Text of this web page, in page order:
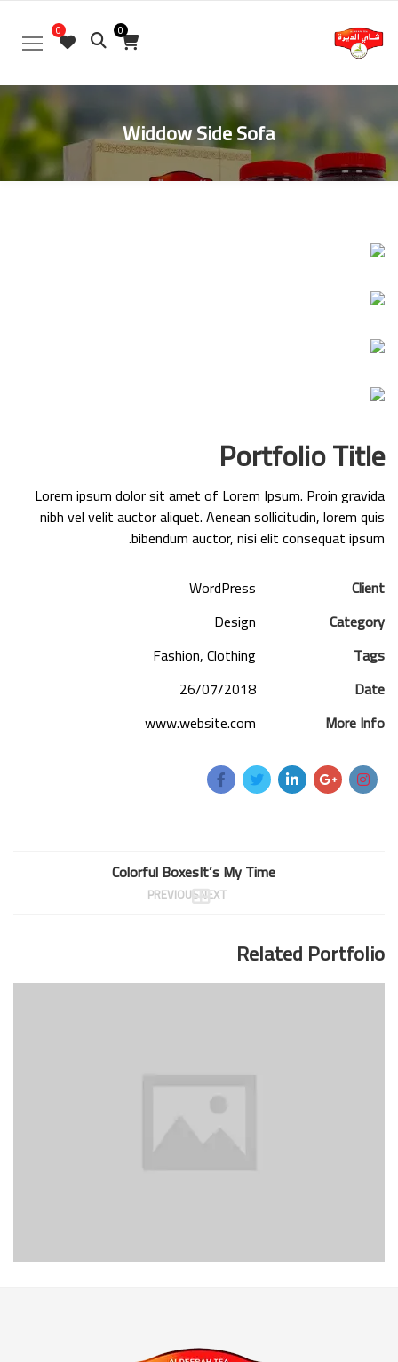
0
0
Widdow Side Sofa
Portfolio Title
Lorem ipsum dolor sit amet of Lorem Ipsum. Proin gravida
nibh vel velit auctor aliquet. Aenean sollicitudin, lorem quis
bibendum auctor, nisi elit consequat ipsum.
Client
WordPress
Category
Design
Tags
Fashion, Clothing
Date
26/07/2018
More Info
www.website.com
Colorful Boxes
PREVIOUS
It’s My Time
NEXT
Related Portfolio